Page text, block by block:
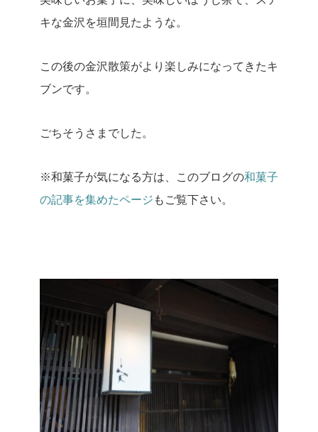
キな金沢を垣間見たような。
この後の金沢散策がより楽しみになってきたキ
ブンです。
ごちそうさまでした。
※和菓子が気になる方は、このブログの和菓子
の記事を集めたページ もご覧下さい。